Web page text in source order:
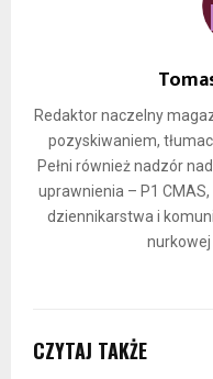
Redaktor naczelny
pozyskiwaniem,
Pełni również nadzór
uprawnienia – P1
dziennikarstwa i
nurkowej
CZYTAJ TAKŻE